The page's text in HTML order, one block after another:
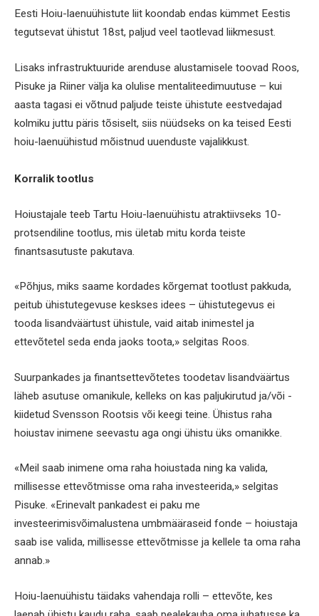
Eesti Hoiu-laenuühistute liit koondab endas kümmet Eestis
tegutsevat ühistut 18st, paljud veel taotlevad liikmesust.
Lisaks infrastruktuuride arenduse alustamisele toovad Roos,
Pisuke ja Riiner välja ka olulise mentaliteedimuutuse – kui
aasta tagasi ei võtnud paljude teiste ühistute eestvedajad
kolmiku juttu päris tõsiselt, siis nüüdseks on ka teised Eesti
hoiu-laenuühistud mõistnud uuenduste vajalikkust.
Korralik tootlus
Hoiustajale teeb Tartu Hoiu-laenuühistu atraktiivseks 10-
protsendiline tootlus, mis ületab mitu korda teiste
finantsasutuste pakutava.
«Põhjus, miks saame kordades kõrgemat tootlust pakkuda,
peitub ühistutegevuse keskses idees – ühistutegevus ei
tooda lisandväärtust ühistule, vaid aitab inimestel ja
ettevõtetel seda enda jaoks toota,» selgitas Roos.
Suurpankades ja finantsettevõtetes toodetav lisandväärtus
läheb asutuse omanikule, kelleks on kas paljukirutud ja/või -
kiidetud Svensson Rootsis või keegi teine. Ühistus raha
hoiustav inimene seevastu aga ongi ühistu üks omanikke.
«Meil saab inimene oma raha hoiustada ning ka valida,
millisesse ettevõtmisse oma raha investeerida,» selgitas
Pisuke. «Erinevalt pankadest ei paku me
investeerimisvõimalustena umbmääraseid fonde – hoiustaja
saab ise valida, millisesse ettevõtmisse ja kellele ta oma raha
annab.»
Hoiu-laenuühistu täidaks vahendaja rolli – ettevõte, kes